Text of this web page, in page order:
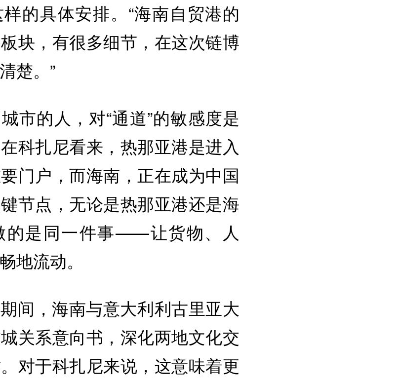
的具体安排。“海南自贸港的
块，有很多细节，在这次链博
楚。”
市的人，对“通道”的敏感度是
科扎尼看来，热那亚港是进入
门户，而海南，正在成为中国
节点，无论是热那亚港还是海
的是同一件事——让货物、人
地流动。
间，海南与意大利利古里亚大
关系意向书，深化两地文化交
对于科扎尼来说，这意味着更